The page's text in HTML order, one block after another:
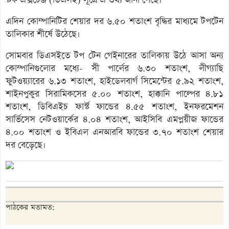
এদিন কোম্পানিটির শেয়ার দর ৬.৫০ শতাংশ বৃদ্ধির মাধ্যমে টপটেন
তালিকার শীর্ষে উঠেছে।
সোমবার ডিএসইতে টপ টেন গেইনারের তালিকায় উঠে আসা অন্য
কোম্পানিগুলোর মধ্যে- সী পার্লের ৬.৩০ শতাংশ, লীগ্যাছি
ফুটওয়্যারের ৬.১৩ শতাংশ, হাইডেলবার্গ সিমেন্টের ৫.৯২ শতাংশ,
শাইনপুকুর সিরামিকসের ৫.০০ শতাংশ, হাক্কানি পাল্পের ৪.৮১
শতাংশ, ডিবিএইচ ফার্স্ট ফান্ডের ৪.৫৫ শতাংশ, ইনফরমেশন
সার্ভিসেস নেটওয়ার্কের ৪.০৪ শতাংশ, আইসিবি এমপ্লয়ীজ ফান্ডের
৪.০০ শতাংশ ও ইবিএল এনআরবি ফান্ডের ৩.৭০ শতাংশ শেয়ার
দর বেড়েছে।
পাঠকের মতামত: